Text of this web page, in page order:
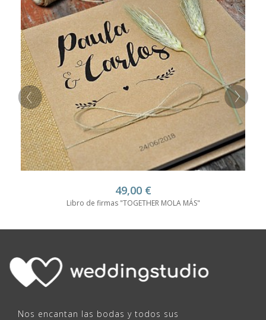
49,00 €
Libro de firmas "TOGETHER MOLA MÁS"
Nos encantan las bodas y todos sus